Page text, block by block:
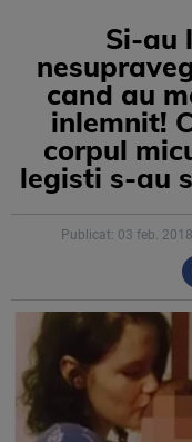
Si-au
cand au
inlemnit!
corpul
legisti s-au
Publicat: 03 feb.